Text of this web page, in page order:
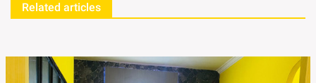
Related articles